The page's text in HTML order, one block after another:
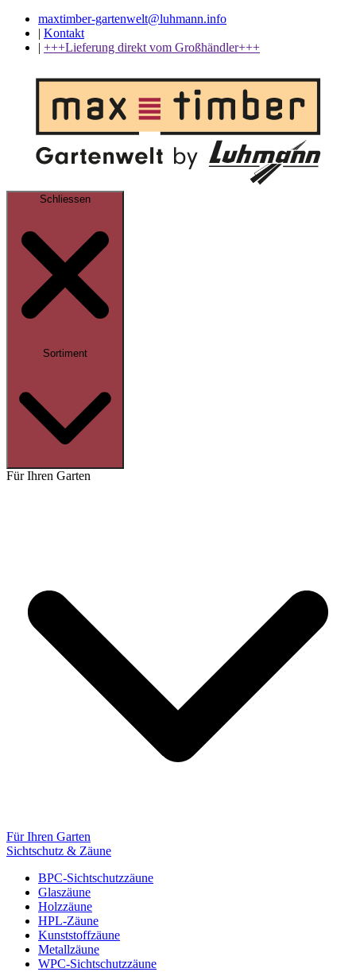
maxtimber-gartenwelt@luhmann.info
| Kontakt
| +++Lieferung direkt vom Großhändler+++
Schliessen
Sortiment
Für Ihren Garten
Für Ihren Garten
Sichtschutz & Zäune
BPC-Sichtschutzzäune
Glaszäune
Holzzäune
HPL-Zäune
Kunststoffzäune
Metallzäune
WPC-Sichtschutzzäune